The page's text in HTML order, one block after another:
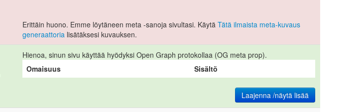
Erittäin huono. Emme löytäneen meta -sanoja sivultasi. Käytä Tätä ilmaista meta-kuvaus
generaattoria lisätäksesi kuvauksen.
Hienoa, sinun sivu käyttää hyödyksi Open Graph protokollaa (OG meta prop).
Omaisuus
Sisältö
Laajenna /näytä lisää